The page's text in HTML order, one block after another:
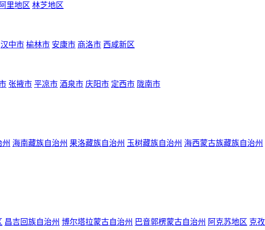
阿里地区 林芝地区
汉中市 榆林市 安康市 商洛市 西咸新区
张掖市 平凉市 酒泉市 庆阳市 定西市 陇南市
海南藏族自治州 果洛藏族自治州 玉树藏族自治州 海西蒙古族藏族自治州
昌吉回族自治州 博尔塔拉蒙古自治州 巴音郭楞蒙古自治州 阿克苏地区 克